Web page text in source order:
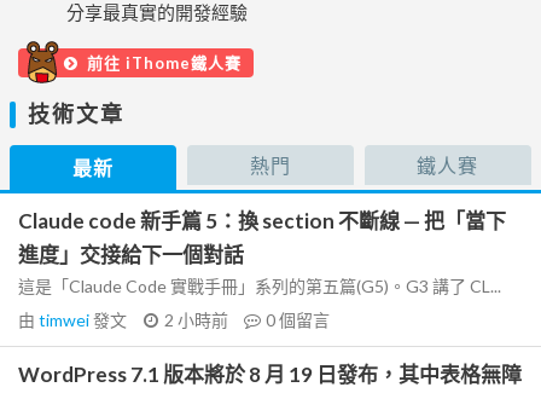
分享最真實的開發經驗
前往 iThome鐵人賽
技術文章
最新 熱門 鐵人賽
Claude code 新手篇 5：換 section 不斷線 — 把「當下
進度」交接給下一個對話
這是「Claude Code 實戰手冊」系列的第五篇(G5)。G3 講了 CL...
由 timwei發文 2 小時前 0個留言
WordPress 7.1 版本將於 8 月 19 日發布，其中表格無障